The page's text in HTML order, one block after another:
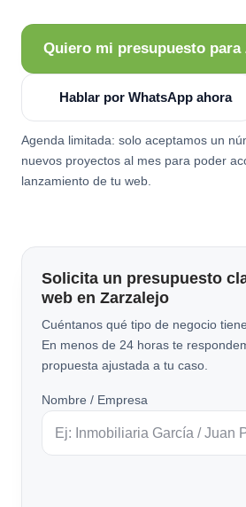
Quiero mi presupuesto para
Hablar por WhatsApp ahora
Agenda limitada: solo aceptamos un
nuevos proyectos al mes para poder
lanzamiento de tu web.
Solicita un presupuesto
web en Zarzalejo
Cuéntanos qué tipo de negocio
En menos de 24 horas te
propuesta ajustada a tu caso.
Nombre / Empresa